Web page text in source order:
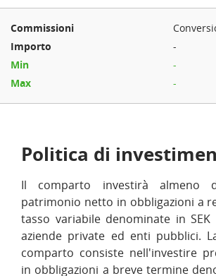
-
-
-
Politica di
Il comparto investirà almeno
patrimonio netto in obbligazioni a
tasso variabile denominate in SEK
aziende private ed enti pubblici.
comparto consiste nell'investire
in obbligazioni a breve termine